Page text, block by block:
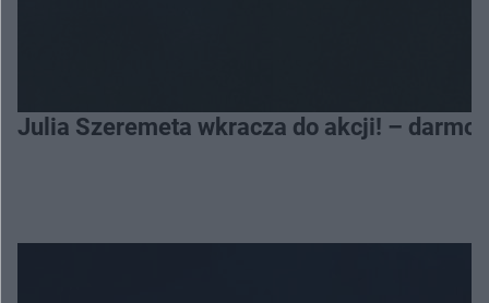
Julia Szeremeta wkracza do akcji! –